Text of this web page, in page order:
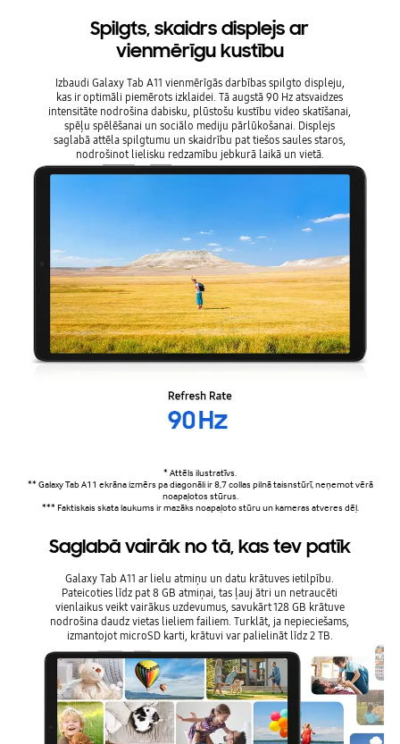
Spilgts, skaidrs displejs ar
vienmērīgu kustību
Izbaudi Galaxy Tab A11 vienmērīgās darbības spilgto displeju,
kas ir optimāli piemērots izklaidei. Tā augstā 90 Hz atsvaidzes
intensitāte nodrošina dabisku, plūstošu kustību video skatīšanai,
spēļu spēlēšanai un sociālo mediju pārlūkošanai. Displejs
saglabā attēla spilgtumu un skaidrību pat tiešos saules staros,
nodrošinot lielisku redzamību jebkurā laikā un vietā.
* Attēls ilustratīvs.
** Galaxy Tab A11 ekrāna izmērs pa diagonāli ir 8,7 collas pilnā taisnstūrī, neņemot vērā
noapaļotos stūrus.
*** Faktiskais skata laukums ir mazāks noapaļoto stūru un kameras atveres dēļ.
Saglabā vairāk no tā, kas tev patīk
Galaxy Tab A11 ar lielu atmiņu un datu krātuves ietilpību.
Pateicoties līdz pat 8 GB atmiņai, tas ļauj ātri un netraucēti
vienlaikus veikt vairākus uzdevumus, savukārt 128 GB krātuve
nodrošina daudz vietas lieliem failiem. Turklāt, ja nepieciešams,
izmantojot microSD karti, krātuvi var palielināt līdz 2 TB.